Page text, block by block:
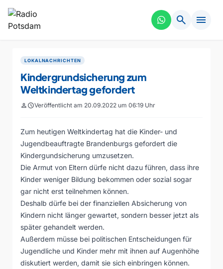
search menu
LOKALNACHRICHTEN
Kindergrundsicherung zum
Weltkindertag gefordert
personscheduleVeröffentlicht am 20.09.2022 um 06:19 Uhr
Zum heutigen Weltkindertag hat die Kinder- und
Jugendbeauftragte Brandenburgs gefordert die
Kindergundsicherung umzusetzen.
Die Armut von Eltern dürfe nicht dazu führen, dass ihre
Kinder weniger Bildung bekommen oder sozial sogar
gar nicht erst teilnehmen können.
Deshalb dürfe bei der finanziellen Absicherung von
Kindern nicht länger gewartet, sondern besser jetzt als
später gehandelt werden.
Außerdem müsse bei politischen Entscheidungen für
Jugendliche und Kinder mehr mit ihnen auf Augenhöhe
diskutiert werden, damit sie sich einbringen können.